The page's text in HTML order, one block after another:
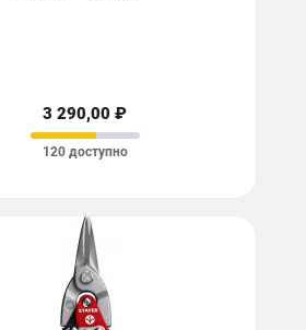
3 290,00 ₽
120 доступно